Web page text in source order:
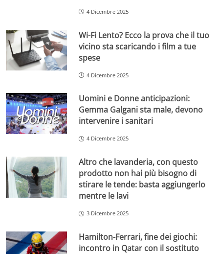
4 Dicembre 2025
Wi-Fi Lento? Ecco la prova che il tuo
vicino sta scaricando i film a tue
spese
4 Dicembre 2025
Uomini e Donne anticipazioni:
Gemma Galgani sta male, devono
intervenire i sanitari
4 Dicembre 2025
Altro che lavanderia, con questo
prodotto non hai più bisogno di
stirare le tende: basta aggiungerlo
mentre le lavi
3 Dicembre 2025
Hamilton-Ferrari, fine dei giochi:
incontro in Qatar con il sostituto